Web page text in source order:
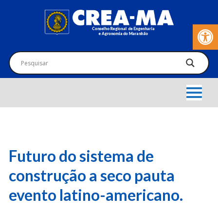
Barra de
Futuro do sistema de
construção a seco pauta
evento latino-americano.